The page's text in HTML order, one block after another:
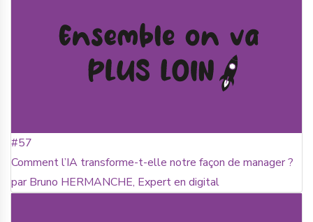
#57
Comment l’IA transforme-t-elle notre façon de manager ?
par Bruno HERMANCHE, Expert en digital